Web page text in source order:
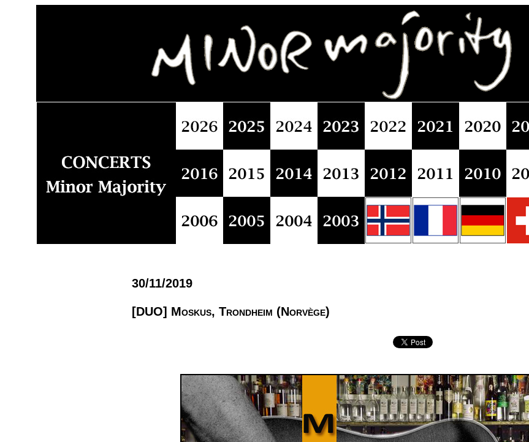
30/11/2019
[DUO] Moskus, Trondheim (Norvège)